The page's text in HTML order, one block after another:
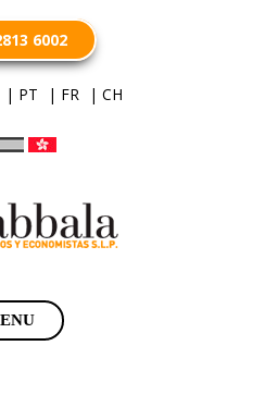
6002
| PT | FR | CH